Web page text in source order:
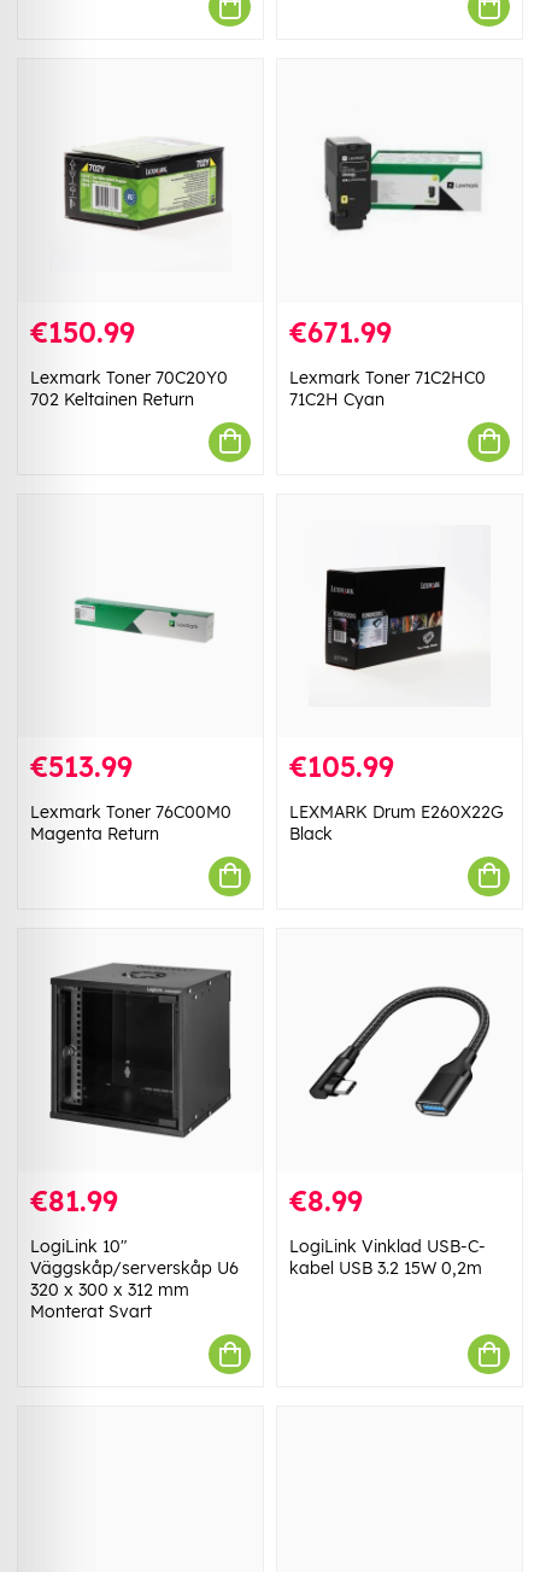
€150.99
Lexmark Toner 70C20Y0
702 Keltainen Return
€671.99
Lexmark Toner 71C2HC0
71C2H Cyan
€513.99
Lexmark Toner 76C00M0
Magenta Return
€105.99
LEXMARK Drum E260X22G
Black
€81.99
LogiLink 10"
Väggskåp/serverskåp U6
320 x 300 x 312 mm
Monterat Svart
€8.99
LogiLink Vinklad USB-C-
kabel USB 3.2 15W 0,2m